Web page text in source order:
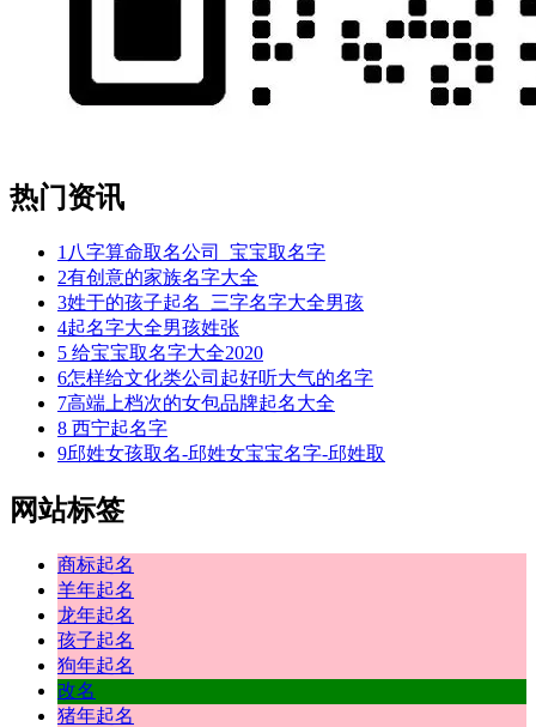
热门资讯
1 八字算命取名公司_宝宝取名字
2有创意的家族名字大全
3姓于的孩子起名_三字名字大全男孩
4起名字大全男孩姓张
5 给宝宝取名字大全2020
6怎样给文化类公司起好听大气的名字
7高端上档次的女包品牌起名大全
8 西宁起名字
9邱姓女孩取名-邱姓女宝宝名字-邱姓取
网站标签
商标起名
羊年起名
龙年起名
孩子起名
狗年起名
改名
猪年起名